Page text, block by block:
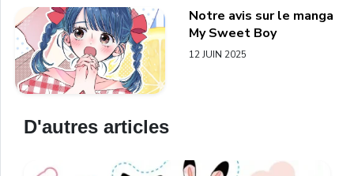
Notre avis sur le manga
My Sweet Boy
12 JUIN 2025
D'autres articles